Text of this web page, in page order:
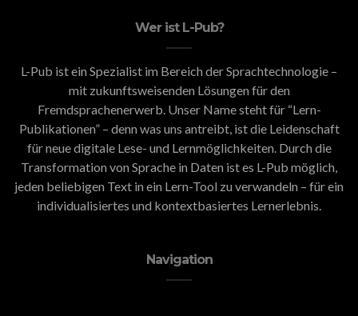
Wer ist L-Pub?
L-Pub ist ein Spezialist im Bereich der Sprachtechnologie –
mit zukunftsweisenden Lösungen für den
Fremdsprachenerwerb. Unser Name steht für “Lern-
Publikationen” – denn was uns antreibt, ist die Leidenschaft
für neue digitale Lese- und Lernmöglichkeiten. Durch die
Transformation von Sprache in Daten ist es L-Pub möglich,
jeden beliebigen Text in ein Lern-Tool zu verwandeln – für ein
individualisiertes und kontextbasiertes Lernerlebnis.
Navigation